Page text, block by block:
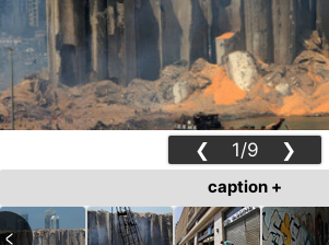
❮ 1/9 ❯
caption +